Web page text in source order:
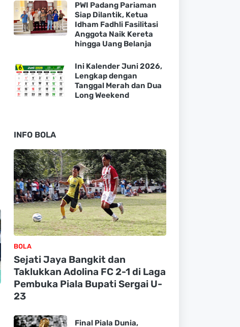
PWI Padang Pariaman
Siap Dilantik, Ketua
Idham Fadhli Fasilitasi
Anggota Naik Kereta
hingga Uang Belanja
Ini Kalender Juni 2026,
Lengkap dengan
Tanggal Merah dan Dua
Long Weekend
INFO BOLA
BOLA
Sejati Jaya Bangkit dan
Taklukkan Adolina FC 2-1 di Laga
Pembuka Piala Bupati Sergai U-
23
Final Piala Dunia,